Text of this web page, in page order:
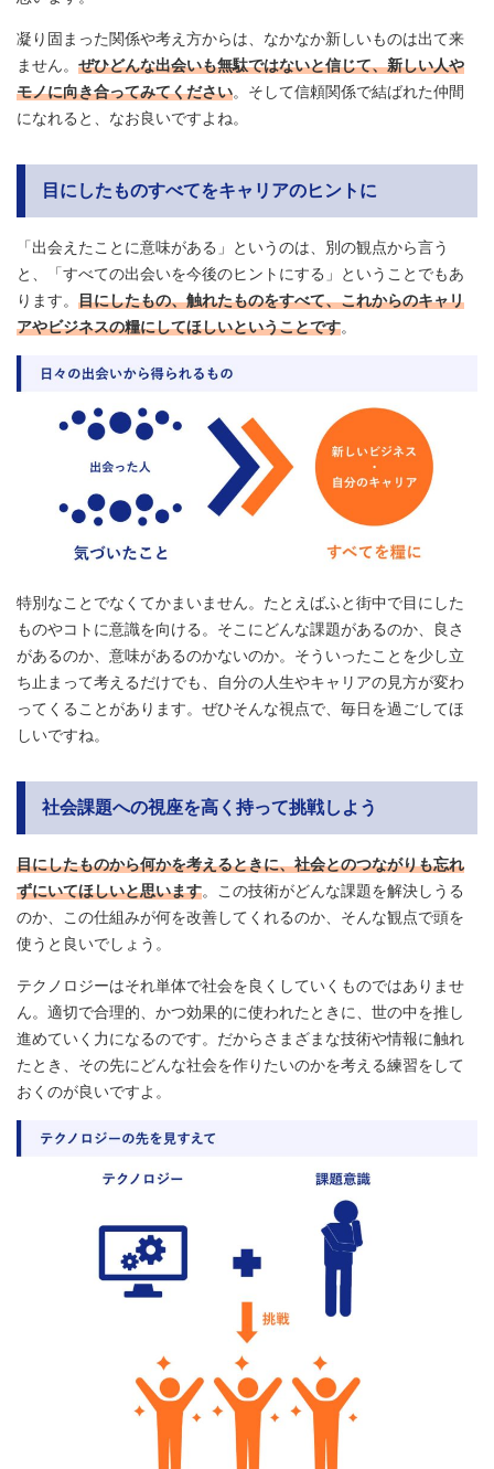
凝り固まった関係や考え方からは、なかなか新しいものは出て来
ません。 ぜひどんな出会いも無駄ではないと信じて、新しい人や
モノに向き合ってみてください。そして信頼関係で結ばれた仲間
になれると、なお良いですよね。
目にしたものすべてをキャリアのヒントに
「出会えたことに意味がある」というのは、別の観点から言う
と、「すべての出会いを今後のヒントにする」ということでもあ
ります。 目にしたもの、触れたものをすべて、これからのキャリ
アやビジネスの糧にしてほしいということです。
特別なことでなくてかまいません。たとえばふと街中で目にした
ものやコトに意識を向ける。そこにどんな課題があるのか、良さ
があるのか、意味があるのかないのか。そういったことを少し立
ち止まって考えるだけでも、自分の人生やキャリアの見方が変わ
ってくることがあります。ぜひそんな視点で、毎日を過ごしてほ
しいですね。
社会課題への視座を高く持って挑戦しよう
目にしたものから何かを考えるときに、社会とのつながりも忘れ
ずにいてほしいと思います。この技術がどんな課題を解決しうる
のか、この仕組みが何を改善してくれるのか、そんな観点で頭を
使うと良いでしょう。
テクノロジーはそれ単体で社会を良くしていくものではありませ
ん。適切で合理的、かつ効果的に使われたときに、世の中を推し
進めていく力になるのです。だからさまざまな技術や情報に触れ
たとき、その先にどんな社会を作りたいのかを考える練習をして
おくのが良いですよ。